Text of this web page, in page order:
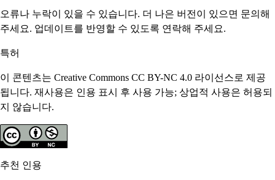
오류나 누락이 있을 수 있습니다. 더 나은 버전이 있으면 문의해
주세요. 업데이트를 반영할 수 있도록 연락해 주세요.
특허
이 콘텐츠는 Creative Commons CC BY-NC 4.0 라이선스로 제공
됩니다. 재사용은 인용 표시 후 사용 가능; 상업적 사용은 허용되
지 않습니다.
추천 인용